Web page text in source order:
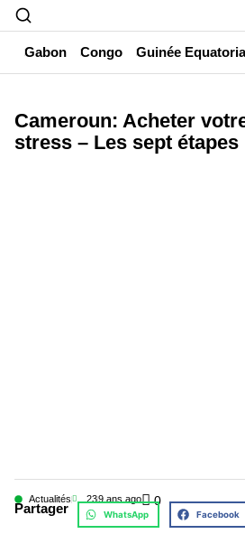
Gabon Congo Guinée
Cameroun: Acheter
stress – Les sept étapes
Actualités 239 ans ago 0
Partager WhatsApp Facebook